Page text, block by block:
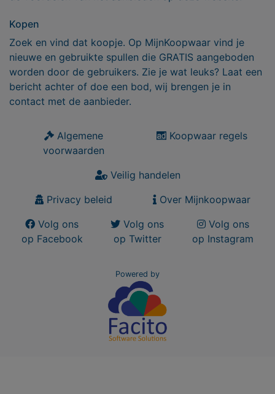
Kopen
Zoek en vind dat koopje. Op MijnKoopwaar vind je
nieuwe en gebruikte spullen die GRATIS aangeboden
worden door de gebruikers. Zie je wat leuks? Laat een
bericht achter of doe een bod, wij brengen je in
contact met de aanbieder.
Algemene
voorwaarden
Koopwaar regels
Veilig handelen
Privacy beleid
Over Mijnkoopwaar
Volg ons
op Facebook
Volg ons
op Twitter
Volg ons
op Instagram
Powered by